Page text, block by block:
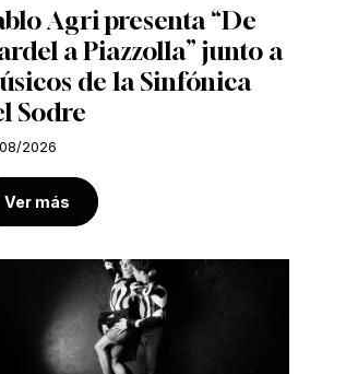
Agri presenta “De
a Piazzolla” junto a
de la Sinfónica
Sodre
2026
Ver más